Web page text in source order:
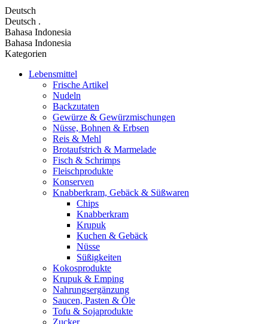
Deutsch
Deutsch .
Bahasa Indonesia
Bahasa Indonesia
Kategorien
Lebensmittel
Frische Artikel
Nudeln
Backzutaten
Gewürze & Gewürzmischungen
Nüsse, Bohnen & Erbsen
Reis & Mehl
Brotaufstrich & Marmelade
Fisch & Schrimps
Fleischprodukte
Konserven
Knabberkram, Gebäck & Süßwaren
Chips
Knabberkram
Krupuk
Kuchen & Gebäck
Nüsse
Süßigkeiten
Kokosprodukte
Krupuk & Emping
Nahrungsergänzung
Saucen, Pasten & Öle
Tofu & Sojaprodukte
Zucker